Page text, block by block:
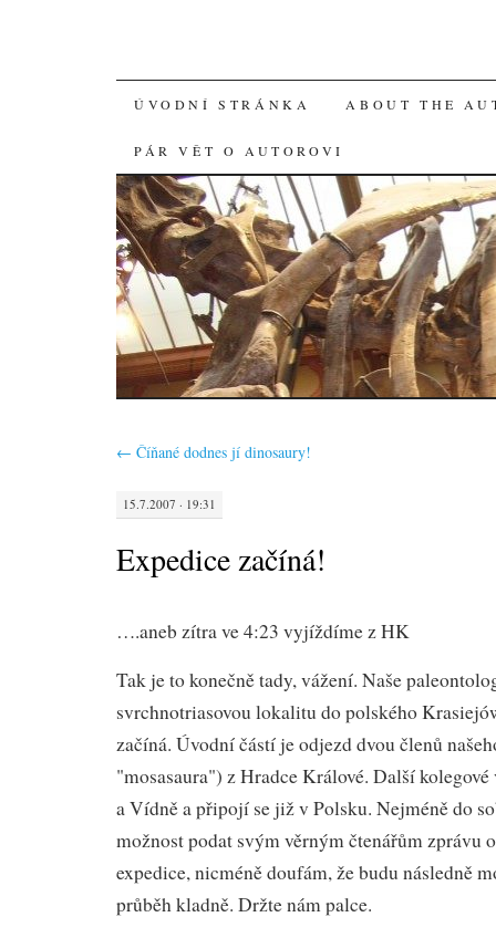
SKIP
TO
CONTENT
ÚVODNÍ STRÁNKA ABOUT THE
PÁR VĚT O AUTOROVI
← Číňané dodnes jí dinosaury!
15.7.2007 · 19:31
Expedice začíná!
….aneb zítra ve 4:23 vyjíždíme z HK
Tak je to konečně tady, vážení. Naše
svrchnotriasovou lokalitu do polského
začíná. Úvodní částí je odjezd dvou členů
"mosasaura") z Hradce Králové. Další
a Vídně a připojí se již v Polsku. Nejméně do
možnost podat svým věrným čtenářům zprávu
expedice, nicméně doufám, že budu následně
průběh kladně. Držte nám palce.